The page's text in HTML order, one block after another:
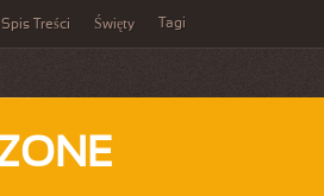
Spis Treści Święty Tagi